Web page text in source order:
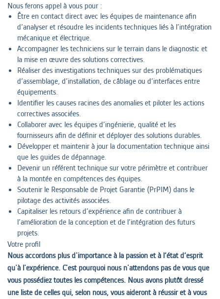
Nous ferons appel à vous pour :
Être en contact direct avec les équipes de maintenance afin
d’analyser et résoudre les incidents techniques liés à l’intégration
mécanique et électrique.
Accompagner les techniciens sur le terrain dans le diagnostic et
la mise en œuvre des solutions correctives.
Réaliser des investigations techniques sur des problématiques
d’assemblage, d’installation, de câblage ou d’interfaces entre
équipements.
Identifier les causes racines des anomalies et piloter les actions
correctives associées.
Collaborer avec les équipes d’ingénierie, qualité et les
fournisseurs afin de définir et déployer des solutions durables.
Développer et maintenir à jour la documentation technique ainsi
que les guides de dépannage.
Devenir un référent technique sur votre périmètre et contribuer
à la montée en compétences des équipes.
Soutenir le Responsable de Projet Garantie (PrPIM) dans le
pilotage des activités associées.
Capitaliser les retours d’expérience afin de contribuer à
l’amélioration de la conception et de l’intégration des futurs
projets.
Votre profil
Nous accordons plus d'importance à la passion et à l’état d’esprit
qu'à l'expérience. C'est pourquoi nous n'attendons pas de vous que
vous possédiez toutes les compétences. Nous avons plutôt dressé
une liste de celles qui, selon nous, vous aideront à réussir et à vous